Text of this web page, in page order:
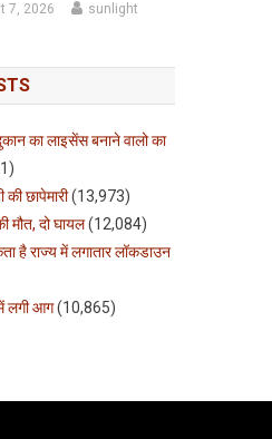
7, 2026 sunlight
का लाइसेंस बनाने वालो का
छापेमारी(13,973)
मौत, दो घायल(12,084)
है राज्य में लगातार लॉकडाउन
लगी आग(10,865)